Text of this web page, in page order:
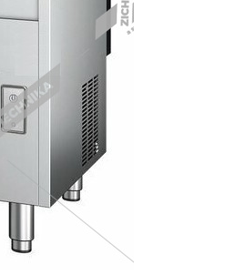
Stolní zařízení
Transport, výdej a
Vařiče a výrobníky
Vodní lázně
Ostatní